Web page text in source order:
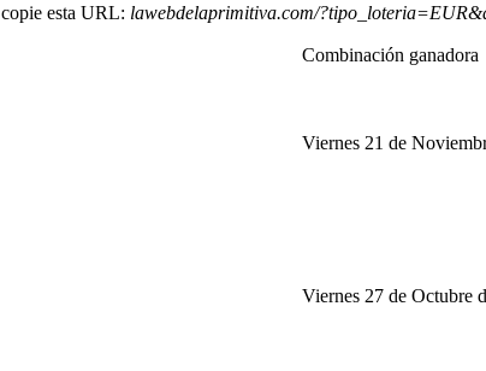
esta URL: lawebdelaprimitiva.com/
Combinación ganadora
Viernes 21 de
Viernes 27 de Octubre